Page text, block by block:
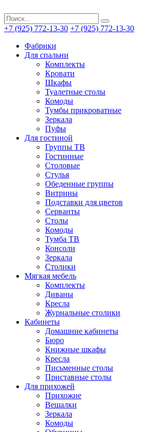
+7 (925) 772-13-30 +7 (925) 772-13-30
Фабрики
Для спальни
Комплекты
Кровати
Шкафы
Туалетные столы
Комоды
Тумбы прикроватные
Зеркала
Пуфы
Для гостиной
Группы ТВ
Гостинные
Столовые
Стулья
Обеденные группы
Витрины
Подставки для цветов
Серванты
Столы
Комоды
Тумба ТВ
Консоли
Зеркала
Столики
Мягкая мебель
Комплекты
Диваны
Кресла
Журнальные столики
Кабинеты
Домашние кабинеты
Бюро
Книжные шкафы
Кресла
Письменные столы
Приставные столы
Для прихожей
Прихожие
Вешалки
Зеркала
Комоды